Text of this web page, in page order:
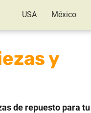
USA México
y
de repuesto para